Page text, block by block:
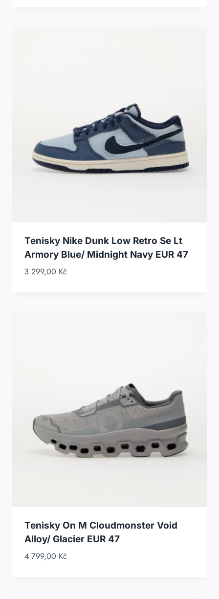
Tenisky Nike Dunk Low Retro Se Lt
Armory Blue/ Midnight Navy EUR 47
3 299,00 Kč
Tenisky On M Cloudmonster Void
Alloy/ Glacier EUR 47
4 799,00 Kč